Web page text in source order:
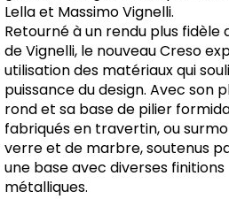
Lella et Massimo Vignelli.
Retourné à un rendu plus fidèle
de Vignelli, le nouveau Creso
utilisation des matériaux qui
puissance du design. Avec son
rond et sa base de pilier
fabriqués en travertin, ou
verre et de marbre, soutenus
une base avec diverses finitions
métalliques.